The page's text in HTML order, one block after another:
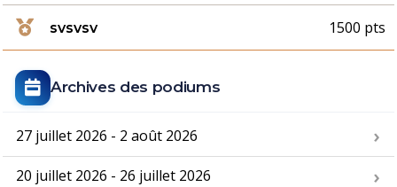
svsvsv 1500 pts
Archives des podiums
27 juillet 2026 - 2 août 2026
20 juillet 2026 - 26 juillet 2026